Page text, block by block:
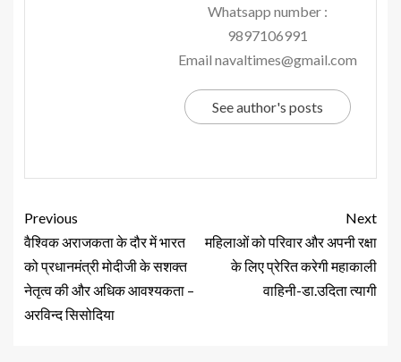
Whatsapp number :
9897106991
Email navaltimes@gmail.com
See author's posts
Previous
वैश्विक अराजकता के दौर में भारत
को प्रधानमंत्री मोदीजी के सशक्त
नेतृत्व की और अधिक आवश्यकता –
अरविन्द सिसोदिया
Next
महिलाओं को परिवार और अपनी रक्षा
के लिए प्रेरित करेगी महाकाली
वाहिनी-डा.उदिता त्यागी